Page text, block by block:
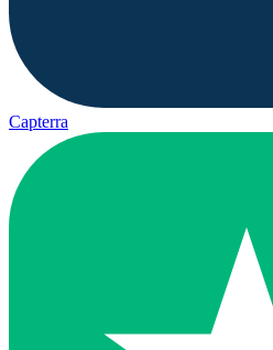
Capterra